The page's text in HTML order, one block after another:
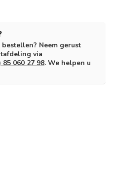
Neem gerust
via
85 060 27 98. We helpen u